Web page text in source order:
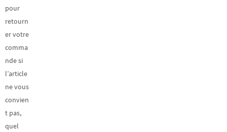
pour
retourn
er votre
comma
nde si
l’article
ne vous
convien
t pas,
quel